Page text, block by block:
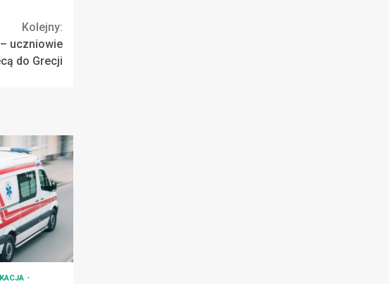
Kolejny:
uczniowie
do Grecji